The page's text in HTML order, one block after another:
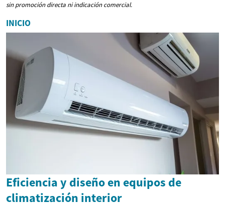
sin promoción directa ni indicación comercial.
INICIO
Eficiencia y diseño en equipos de
climatización interior